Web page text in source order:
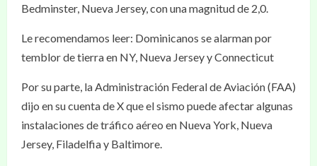
Bedminster, Nueva Jersey, con una magnitud de 2,0.
Le recomendamos leer: Dominicanos se alarman por
temblor de tierra en NY, Nueva Jersey y Connecticut
Por su parte, la Administración Federal de Aviación (FAA)
dijo en su cuenta de X que el sismo puede afectar algunas
instalaciones de tráfico aéreo en Nueva York, Nueva
Jersey, Filadelfia y Baltimore.